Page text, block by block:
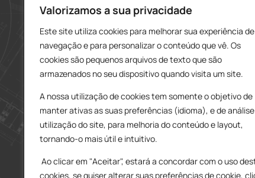
Valorizamos a sua privacidade
Este site utiliza cookies para melhorar sua experiência de
navegação e para personalizar o conteúdo que vê. Os
cookies são pequenos arquivos de texto que são
armazenados no seu dispositivo quando visita um site.
A nossa utilização de cookies tem somente o objetivo de
manter ativas as suas preferências (idioma), e de
utilização do site, para melhoria do conteúdo e layout,
tornando-o mais útil e intuitivo.
Ao clicar em "Aceitar", estará a concordar com o uso
cookies, se quiser alterar suas preferências de cookie,
912 606 251
charneca@delarobia.pt
R. António Andrade, 1116
2820-287 • Charneca da Caparica
Loja – Tires
214 453 329
919 865 192
919 865 292
Av. Amália Rodrigues, 190